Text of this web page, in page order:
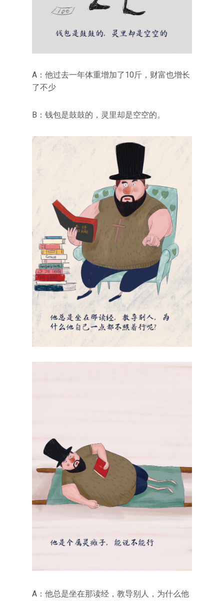
A：他过去一年体重增加了10斤，财富也增长
了不少
B：钱包是鼓鼓的，灵里却是空空的。
A：他总是坐在那读经，教导别人，为什么他